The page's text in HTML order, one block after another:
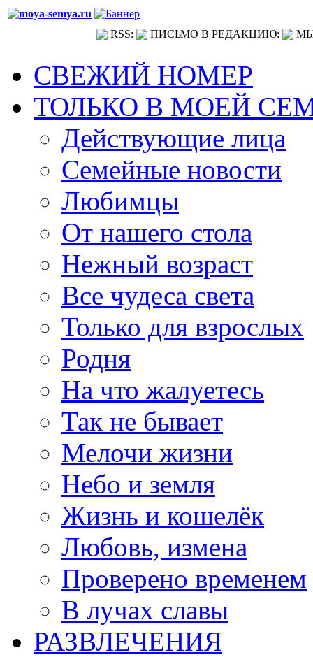
RSS: ПИСЬМО В РЕДАКЦИЮ:
СВЕЖИЙ НОМЕР
ТОЛЬКО В МОЕЙ
Действующие лица
Семейные новости
Любимцы
От нашего стола
Нежный возраст
Все чудеса света
Только для взрослых
Родня
На что жалуетесь
Так не бывает
Мелочи жизни
Небо и земля
Жизнь и кошелёк
Любовь, измена
Проверено временем
В лучах славы
РАЗВЛЕЧЕНИЯ